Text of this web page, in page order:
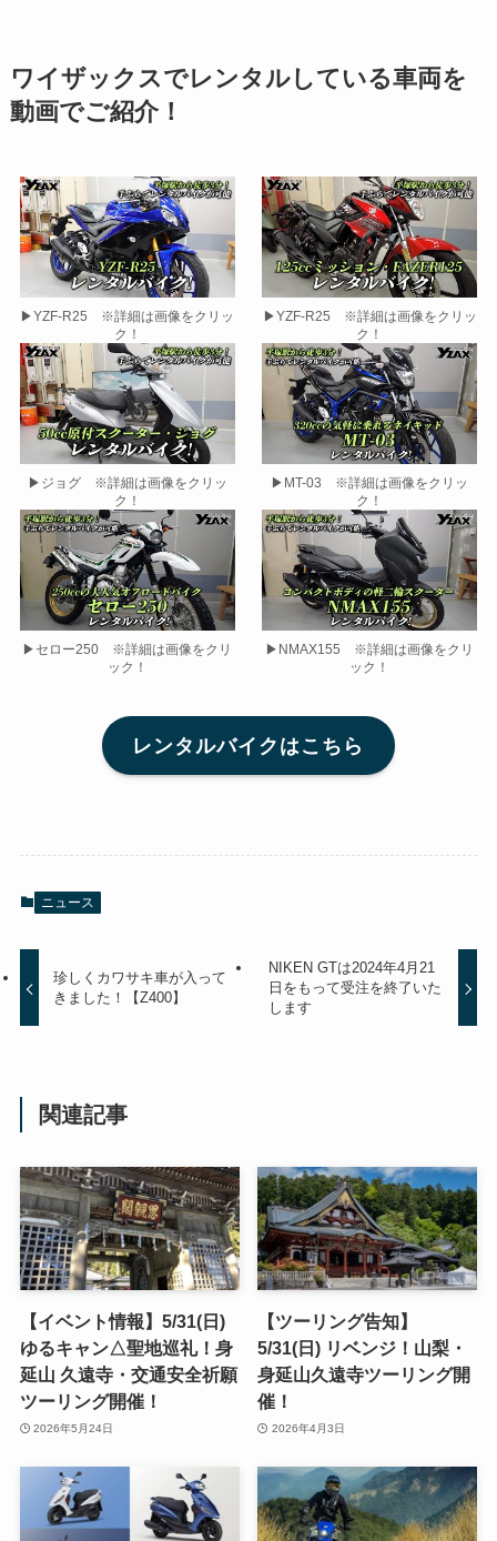
ワイザックスでレンタルしている車両を
動画でご紹介！
▶YZF-R25 ※詳細は画像をクリッ
ク！
▶YZF-R25 ※詳細は画像をクリッ
ク！
▶ジョグ ※詳細は画像をクリッ
ク！
▶MT-03 ※詳細は画像をクリッ
ク！
▶セロー250 ※詳細は画像をクリ
ック！
▶NMAX155 ※詳細は画像をクリ
ック！
レンタルバイクはこちら
ニュース
珍しくカワサキ車が入って
きました！【Z400】
NIKEN GTは2024年4月21
日をもって受注を終了いた
します
関連記事
【イベント情報】5/31(日)
ゆるキャン△聖地巡礼！身
延山 久遠寺・交通安全祈願
ツーリング開催！
2026年5月24日
【ツーリング告知】
5/31(日) リベンジ！山梨・
身延山久遠寺ツーリング開
催！
2026年4月3日